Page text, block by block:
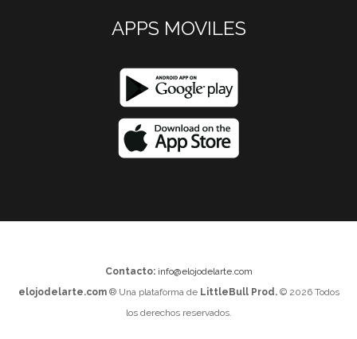
APPS MOVILES
Contacto: info@elojodelarte.com
elojodelarte.com® Una plataforma de LittleBull Prod.© 2026 Todos
los derechos reservados.